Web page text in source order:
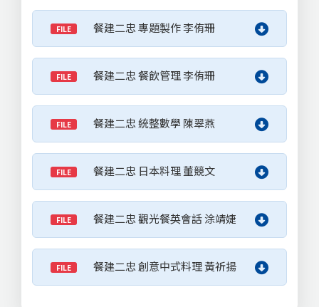
FILE 餐建二忠 專題製作 李侑珊
FILE 餐建二忠 餐飲管理 李侑珊
FILE 餐建二忠 統整數學 陳翠燕
FILE 餐建二忠 日本料理 董競文
FILE 餐建二忠 觀光餐英會話 涂靖婕
FILE 餐建二忠 創意中式料理 黃祈揚